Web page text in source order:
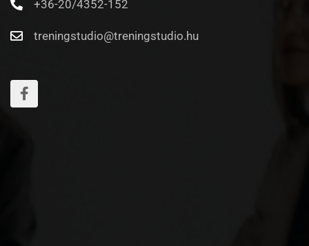
+36-20/4352-152
treningstudio@treningstudio.hu